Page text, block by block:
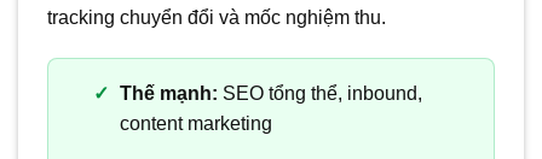
tracking chuyển đổi và mốc nghiệm thu.
Thế mạnh: SEO tổng thể, inbound,
content marketing